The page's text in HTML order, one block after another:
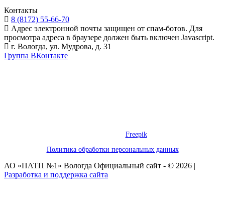
Контакты
8 (8172) 55-66-70
Адрес электронной почты защищен от спам-ботов. Для
просмотра адреса в браузере должен быть включен Javascript.
г. Вологда, ул. Мудрова, д. 31
Группа ВКонтакте
Freepik
Политика обработки персональных данных
АО «ПАТП №1» Вологда Официальный сайт - © 2026 |
Разработка и поддержка сайта